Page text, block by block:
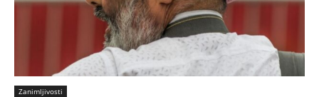
Zanimljivosti